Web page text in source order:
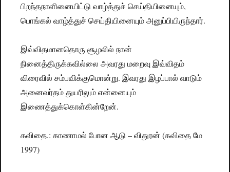
பிறந்தநாளினையிட்டு வாழ்த்துச் செய்தியினையும்,
பொங்கல் வாழ்த்துச் செய்தியினையும் அனுப்பியிருந்தார்.
இவ்விதமானதொரு சூழலில் நான்
நினைத்திருக்கவில்லை அவரது மறைவு இவ்விதம்
விரைவில் சம்பவிக்குமொன்று. இவரது இழப்பால் வாடும்
அனைவர்தம் துயரிலும் என்னையும்
இணைத்துக்கொள்கின்றேன்.
கவிதை.: காணாமல் போன ஆடு – விதுரன் (கவிதை மே
1997)